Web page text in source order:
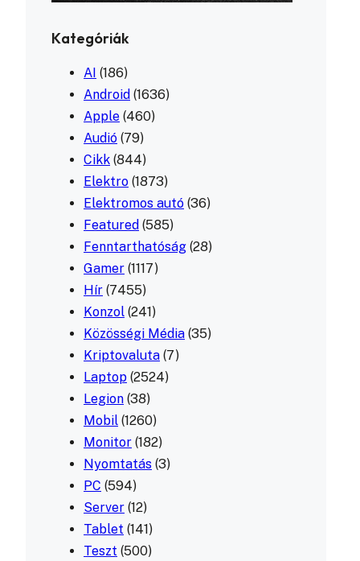
Kategóriák
AI (186)
Android (1636)
Apple (460)
Audió (79)
Cikk (844)
Elektro (1873)
Elektromos autó (36)
Featured (585)
Fenntarthatóság (28)
Gamer (1117)
Hír (7455)
Konzol (241)
Közösségi Média (35)
Kriptovaluta (7)
Laptop (2524)
Legion (38)
Mobil (1260)
Monitor (182)
Nyomtatás (3)
PC (594)
Server (12)
Tablet (141)
Teszt (500)